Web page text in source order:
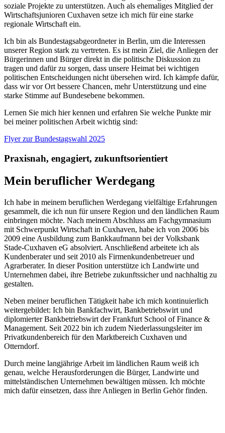
soziale Projekte zu unterstützen. Auch als ehemaliges Mitglied der
Wirtschaftsjunioren Cuxhaven setze ich mich für eine starke
regionale Wirtschaft ein.
Ich bin als Bundestagsabgeordneter in Berlin, um die Interessen
unserer Region stark zu vertreten. Es ist mein Ziel, die Anliegen der
Bürgerinnen und Bürger direkt in die politische Diskussion zu
tragen und dafür zu sorgen, dass unsere Heimat bei wichtigen
politischen Entscheidungen nicht übersehen wird. Ich kämpfe dafür,
dass wir vor Ort bessere Chancen, mehr Unterstützung und eine
starke Stimme auf Bundesebene bekommen.
Lernen Sie mich hier kennen und erfahren Sie welche Punkte mir
bei meiner politischen Arbeit wichtig sind:
Flyer zur Bundestagswahl 2025
Praxisnah, engagiert, zukunftsorientiert
Mein beruflicher Werdegang
Ich habe in meinem beruflichen Werdegang vielfältige Erfahrungen
gesammelt, die ich nun für unsere Region und den ländlichen Raum
einbringen möchte. Nach meinem Abschluss am Fachgymnasium
mit Schwerpunkt Wirtschaft in Cuxhaven, habe ich von 2006 bis
2009 eine Ausbildung zum Bankkaufmann bei der Volksbank
Stade-Cuxhaven eG absolviert. Anschließend arbeitete ich als
Kundenberater und seit 2010 als Firmenkundenbetreuer und
Agrarberater. In dieser Position unterstütze ich Landwirte und
Unternehmen dabei, ihre Betriebe zukunftssicher und nachhaltig zu
gestalten.
Neben meiner beruflichen Tätigkeit habe ich mich kontinuierlich
weitergebildet: Ich bin Bankfachwirt, Bankbetriebswirt und
diplomierter Bankbetriebswirt der Frankfurt School of Finance &
Management. Seit 2022 bin ich zudem Niederlassungsleiter im
Privatkundenbereich für den Marktbereich Cuxhaven und
Otterndorf.
Durch meine langjährige Arbeit im ländlichen Raum weiß ich
genau, welche Herausforderungen die Bürger, Landwirte und
mittelständischen Unternehmen bewältigen müssen. Ich möchte
mich dafür einsetzen, dass ihre Anliegen in Berlin Gehör finden.